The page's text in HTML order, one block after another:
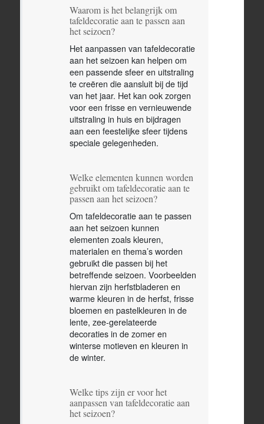
Waarom is het belangrijk om
tafeldecoratie aan te passen aan
het seizoen?
Het aanpassen van tafeldecoratie
aan het seizoen kan helpen om
een passende sfeer en uitstraling
te creëren die aansluit bij de tijd
van het jaar. Het kan ook zorgen
voor een frisse en vernieuwende
uitstraling in huis en bijdragen
aan een feestelijke sfeer tijdens
speciale gelegenheden.
Welke elementen kunnen worden
gebruikt om tafeldecoratie aan te
passen aan het seizoen?
Om tafeldecoratie aan te passen
aan het seizoen kunnen
elementen zoals kleuren,
materialen en thema’s worden
gebruikt die passen bij het
betreffende seizoen. Voorbeelden
hiervan zijn herfstbladeren en
warme kleuren in de herfst, frisse
bloemen en pastelkleuren in de
lente, zee-gerelateerde
decoraties in de zomer en
winterse motieven en kleuren in
de winter.
Welke tips zijn er voor het
aanpassen van tafeldecoratie aan
het seizoen?